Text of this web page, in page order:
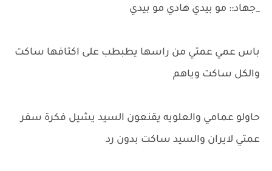
_جهاد:: مو بيدي هادي مو بيدي
باس عمي عمتي من راسها يطبطب على اكتافها ساكت
والكل ساكت وياهم
حاولو عمامي والعلويه يقنعون السيد يشيل فكرة سفر
عمتي لايران والسيد ساكت بدون رد